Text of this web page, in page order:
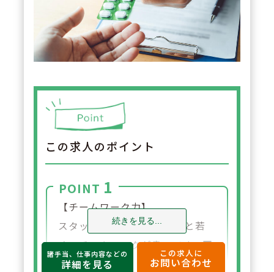
この求人のポイント
POINT 1
【チームワーク力】
スタッフの平均年齢が30代と若
く、チームワークが良いです。互
いにフォローし合える環境が整っ
続きを見る...
諸手当、仕事内容などの
詳細を見る
この求人に
お問い合わせ